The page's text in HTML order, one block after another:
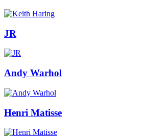
JR
Andy Warhol
Henri Matisse